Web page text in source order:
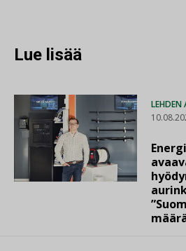
Lue lisää
LEHDEN